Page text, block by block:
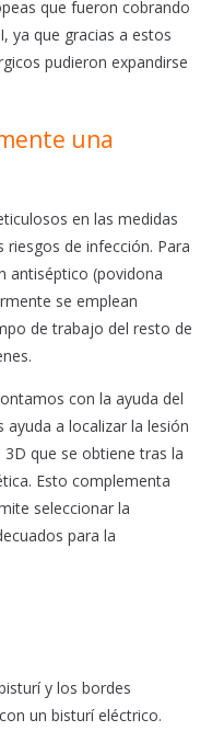
que fueron cobrando
ya que gracias a estos
pudieron expandirse
una
en las medidas
de infección. Para
antiséptico (povidona
se emplean
de trabajo del resto de
con la ayuda del
a localizar la lesión
que se obtiene tras la
Esto complementa
seleccionar la
para la
y los bordes
un bisturí eléctrico.